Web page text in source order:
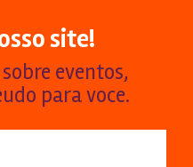
site!
eventos,
para voce.